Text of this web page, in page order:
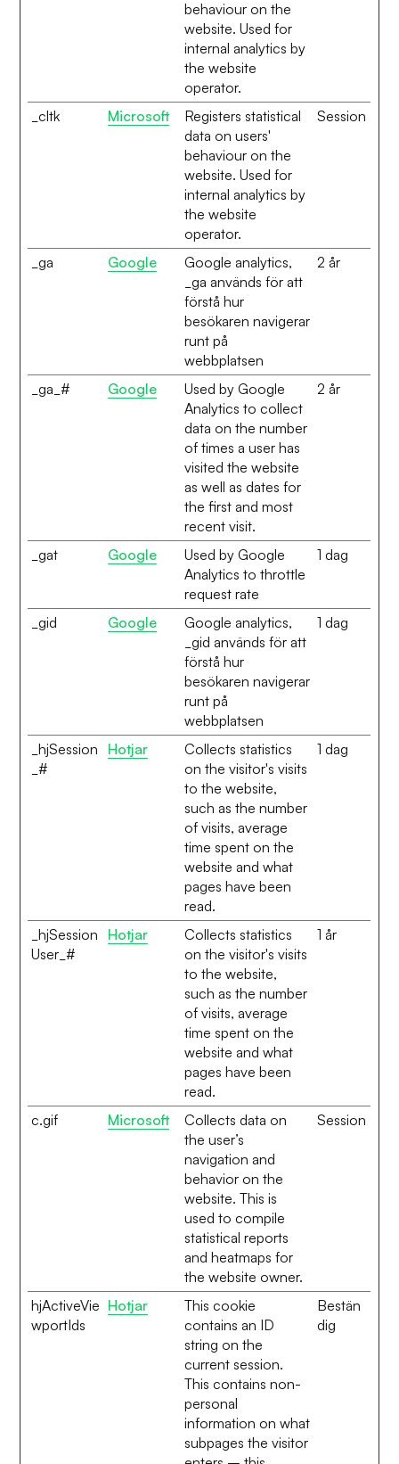
behaviour on the
website. Used for
internal analytics by
the website
operator.
_cltk Microsoft
Registers statistical
data on users'
behaviour on the
website. Used for
internal analytics by
the website
operator.
Session
_ga Google
Google analytics,
_ga används för att
förstå hur
besökaren navigerar
runt på
webbplatsen
2 år
_ga_# Google
Used by Google
Analytics to collect
data on the number
of times a user has
visited the website
as well as dates for
the first and most
recent visit.
2 år
_gat Google
Used by Google
Analytics to throttle
request rate
1 dag
_gid Google
Google analytics,
_gid används för att
förstå hur
besökaren navigerar
runt på
webbplatsen
1 dag
_hjSession
_#
Hotjar
Collects statistics
on the visitor's visits
to the website,
such as the number
of visits, average
time spent on the
website and what
pages have been
read.
1 dag
_hjSession
User_#
Hotjar
Collects statistics
on the visitor's visits
to the website,
such as the number
of visits, average
time spent on the
website and what
pages have been
read.
1 år
c.gif Microsoft
Collects data on
the user’s
navigation and
behavior on the
website. This is
used to compile
statistical reports
and heatmaps for
the website owner.
Session
hjActiveVie
wportIds
Hotjar
This cookie
contains an ID
string on the
current session.
This contains non-
personal
information on what
subpages the visitor
Bestän
dig